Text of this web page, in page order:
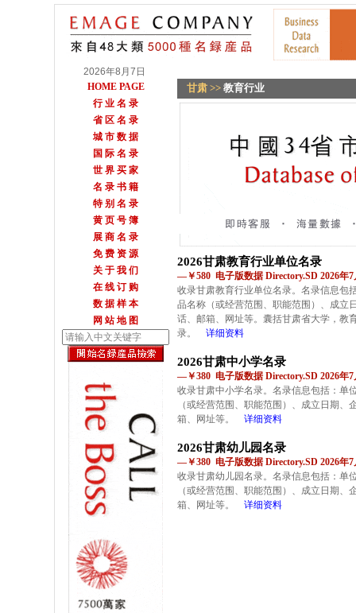
2026年8月7日
HOME PAGE
行 业 名 录
省 区 名 录
城 市 数 据
国 际 名 录
世 界 买 家
名 录 书 籍
特 别 名 录
黄 页 号 簿
展 商 名 录
免 费 资 源
关 于 我 们
在 线 订 购
数 据 样 本
网 站 地 图
甘肃 >> 教育行业
2026甘肃教育行业单位名录
—￥580 电子版数据 Directory.SD 2026年7
收录甘肃教育行业单位名录。名录信息包
品名称（或经营范围、职能范围）、成立
话、邮箱、网址等。囊括甘肃省大学，教
录。
详细资料
2026甘肃中小学名录
—￥380 电子版数据 Directory.SD 2026年7
收录甘肃中小学名录。名录信息包括：单
（或经营范围、职能范围）、成立日期
箱、网址等。
详细资料
2026甘肃幼儿园名录
—￥380 电子版数据 Directory.SD 2026年7
收录甘肃幼儿园名录。名录信息包括：单
（或经营范围、职能范围）、成立日期
箱、网址等。
详细资料